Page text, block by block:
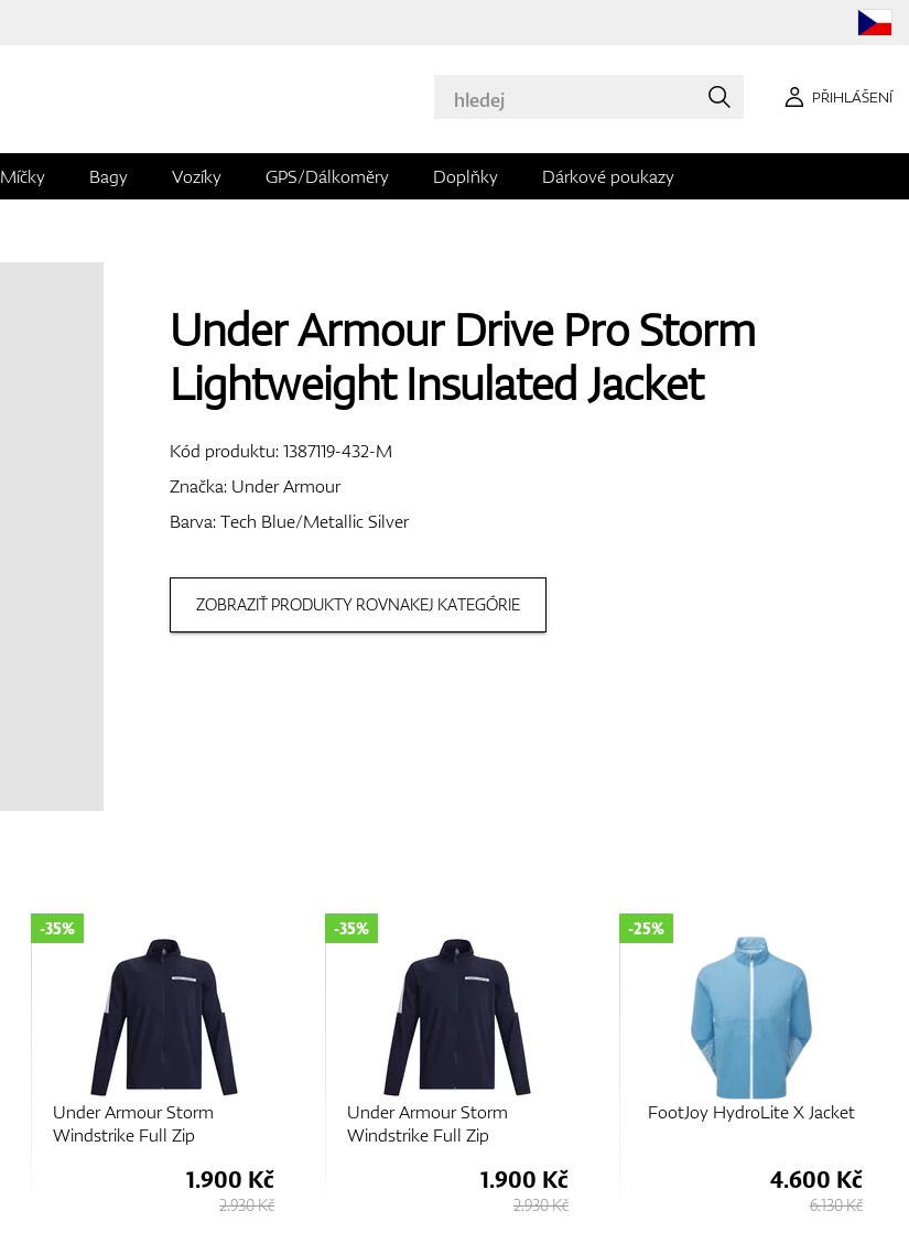
PŘIHLÁŠENÍ
Míčky Bagy Vozíky GPS/Dálkoměry Doplňky Dárkové poukazy
Under Armour Drive Pro Storm
Lightweight Insulated Jacket
Kód produktu:1387119-432-M
Značka: Under Armour
Barva: Tech Blue/Metallic Silver
ZOBRAZIŤ PRODUKTY ROVNAKEJ KATEGÓRIE
Under Armour Storm
Windstrike Full Zip
-35%
1.900 Kč
2.930 Kč
Under Armour Storm
Windstrike Full Zip
-35%
1.900 Kč
2.930 Kč
FootJoy HydroLite X Jacket
-25%
4.600 Kč
6.130 Kč